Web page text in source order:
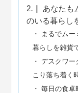
2.
あなたも
のいる暮らし
まるでム
暮らしを雑貨
デスクワー
こり落ち着く
毎日の食卓